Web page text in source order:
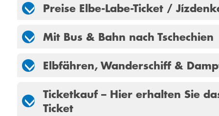
Preise Elbe-Labe-Ticket /
Mit Bus & Bahn nach Tschechien
Elbfähren, Wanderschiff &
Ticketkauf – Hier erhalten Sie
Ticket